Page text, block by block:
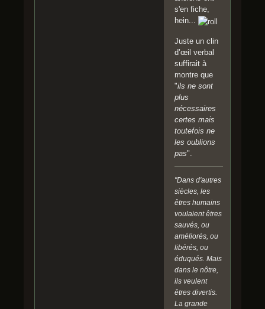
s'en fiche,
hein...
Juste un clin
d’œil verbal
suffirait à
montre que
"ils ne sont
plus
nécessaires
certes mais
toutefois ne
les oublions
pas".
"Dans d'autres
siècles, les
êtres humains
voulaient êtres
sauvés, ou
améliorés, ou
libérés, ou
éduqués. Mais
dans le nôtre,
ils veulent
êtres divertis.
La grande